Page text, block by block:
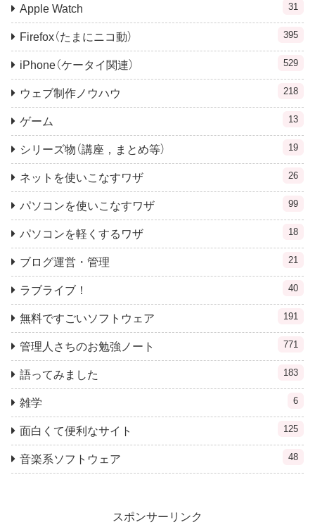
Apple Watch 31
Firefox（たまにニコ動） 395
iPhone（ケータイ関連） 529
ウェブ制作ノウハウ 218
ゲーム 13
シリーズ物（講座，まとめ等） 19
ネットを使いこなすワザ 26
パソコンを使いこなすワザ 99
パソコンを軽くするワザ 18
ブログ運営・管理 21
ラブライブ！ 40
無料ですごいソフトウェア 191
管理人さちのお勉強ノート 771
語ってみました 183
雑学 6
面白くて便利なサイト 125
音楽系ソフトウェア 48
スポンサーリンク